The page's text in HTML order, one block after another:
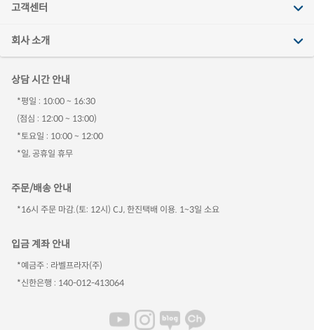
고객센터
회사 소개
상담 시간 안내
*평일 : 10:00 ~ 16:30
(점심 : 12:00 ~ 13:00)
*토요일 : 10:00 ~ 12:00
*일, 공휴일 휴무
주문/배송 안내
*16시 주문 마감.(토: 12시) CJ, 한진택배 이용. 1~3일 소요
입금 계좌 안내
*예금주 : 라벨프라자(주)
*신한은행 : 140-012-413064